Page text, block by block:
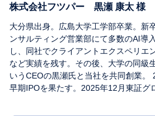
株式会社フツパー 黒瀬 康太 様
大分県出身。広島大学工学部卒業。新
ンサルティング営業部にて多数のAI導
し、同社でクライアントエクスペリエ
など実績を残す。その後、大学の同級
いうCEOの黒瀬氏と当社を共同創業。
早期IPOを果たす。2025年12月東証グ